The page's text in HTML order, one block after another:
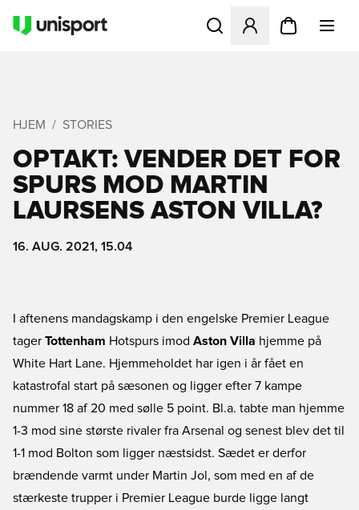
Åbner en Modal til at
HJEM STORIES
OPTAKT: VENDER DET FOR
SPURS MOD MARTIN
LAURSENS ASTON VILLA?
16. AUG. 2021, 15.04
I aftenens mandagskamp i den engelske Premier League
tager Tottenham Hotspurs imod Aston Villa hjemme på
White Hart Lane. Hjemmeholdet har igen i år fået en
katastrofal start på sæsonen og ligger efter 7 kampe
nummer 18 af 20 med sølle 5 point. Bl.a. tabte man hjemme
1-3 mod sine største rivaler fra Arsenal og senest blev det til
1-1 mod Bolton som ligger næstsidst. Sædet er derfor
brændende varmt under Martin Jol, som med en af de
stærkeste trupper i Premier League burde ligge langt